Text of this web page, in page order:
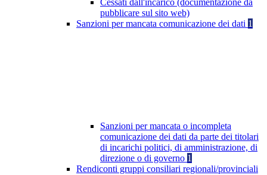
Cessati dall'incarico (documentazione da
pubblicare sul sito web)
Sanzioni per mancata comunicazione dei dati 1
Sanzioni per mancata o incompleta
comunicazione dei dati da parte dei titolari
di incarichi politici, di amministrazione, di
direzione o di governo 1
Rendiconti gruppi consiliari regionali/provinciali